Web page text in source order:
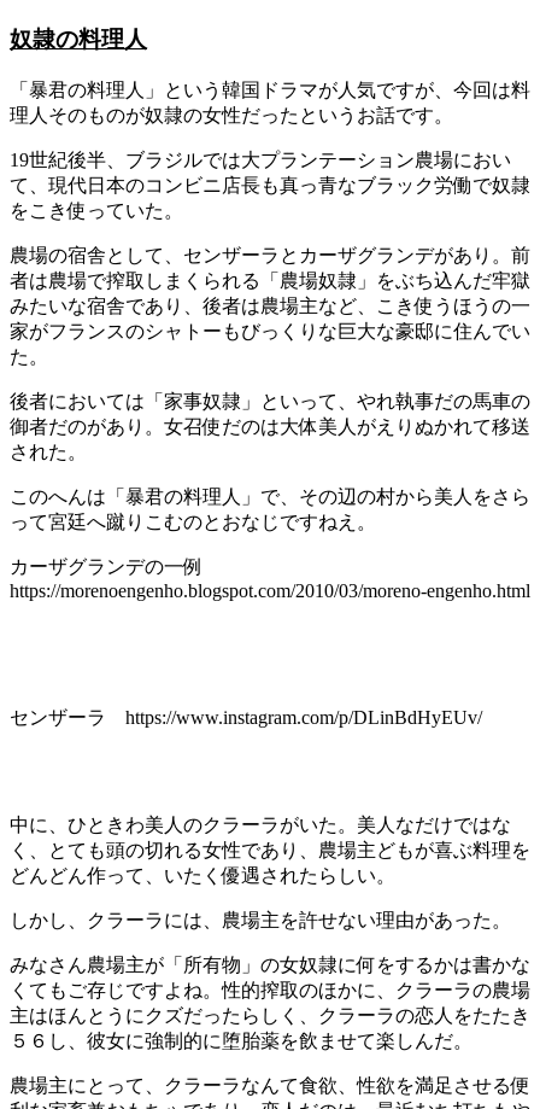
奴隷の料理人
「暴君の料理人」という韓国ドラマが人気ですが、今回は料
理人そのものが奴隷の女性だったというお話です。
19世紀後半、ブラジルでは大プランテーション農場におい
て、現代日本のコンビニ店長も真っ青なブラック労働で奴隷
をこき使っていた。
農場の宿舎として、センザーラとカーザグランデがあり。前
者は農場で搾取しまくられる「農場奴隷」をぶち込んだ牢獄
みたいな宿舎であり、後者は農場主など、こき使うほうの一
家がフランスのシャトーもびっくりな巨大な豪邸に住んでい
た。
後者においては「家事奴隷」といって、やれ執事だの馬車の
御者だのがあり。女召使だのは大体美人がえりぬかれて移送
された。
このへんは「暴君の料理人」で、その辺の村から美人をさら
って宮廷へ蹴りこむのとおなじですねえ。
カーザグランデの一例
https://morenoengenho.blogspot.com/2010/03/moreno-engenho.html
センザーラ https://www.instagram.com/p/DLinBdHyEUv/
中に、ひときわ美人のクラーラがいた。美人なだけではな
く、とても頭の切れる女性であり、農場主どもが喜ぶ料理を
どんどん作って、いたく優遇されたらしい。
しかし、クラーラには、農場主を許せない理由があった。
みなさん農場主が「所有物」の女奴隷に何をするかは書かな
くてもご存じですよね。性的搾取のほかに、クラーラの農場
主はほんとうにクズだったらしく、クラーラの恋人をたたき
５６し、彼女に強制的に堕胎薬を飲ませて楽しんだ。
農場主にとって、クラーラなんて食欲、性欲を満足させる便